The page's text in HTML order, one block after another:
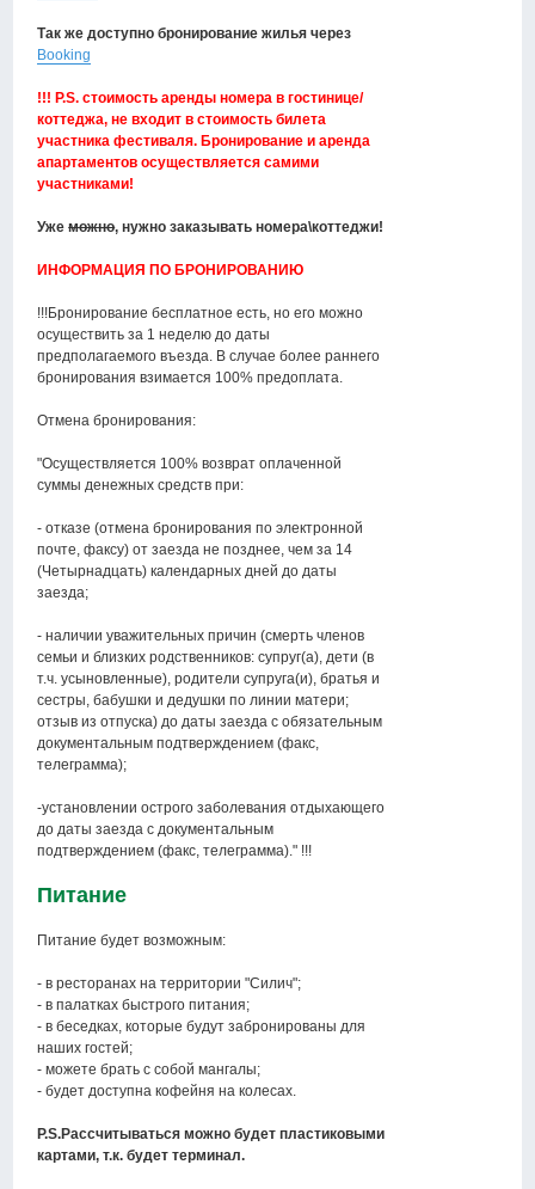
Так же доступно бронирование жилья через
Booking
!!! P.S. стоимость аренды номера в гостинице/
коттеджа, не входит в стоимость билета
участника фестиваля. Бронирование и аренда
апартаментов осуществляется самими
участниками!
Ужеможно, нужно заказывать номера\коттеджи!
ИНФОРМАЦИЯ ПО БРОНИРОВАНИЮ
!!!Бронирование бесплатное есть, но его можно
осуществить за 1 неделю до даты
предполагаемого въезда. В случае более раннего
бронирования взимается 100% предоплата.
Отмена бронирования:
"Осуществляется 100% возврат оплаченной
суммы денежных средств при:
- отказе (отмена бронирования по электронной
почте, факсу) от заезда не позднее, чем за 14
(Четырнадцать) календарных дней до даты
заезда;
- наличии уважительных причин (смерть членов
семьи и близких родственников: супруг(а), дети (в
т.ч. усыновленные), родители супруга(и), братья и
сестры, бабушки и дедушки по линии матери;
отзыв из отпуска) до даты заезда с обязательным
документальным подтверждением (факс,
телеграмма);
-установлении острого заболевания отдыхающего
до даты заезда с документальным
подтверждением (факс, телеграмма)." !!!
Питание
Питание будет возможным:
- в ресторанах на территории "Силич";
- в палатках быстрого питания;
- в беседках, которые будут забронированы для
наших гостей;
- можете брать с собой мангалы;
- будет доступна кофейня на колесах.
P.S.Рассчитываться можно будет пластиковыми
картами, т.к. будет терминал.